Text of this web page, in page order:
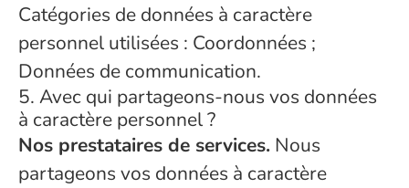
Catégories de données à caractère
personnel utilisées : Coordonnées ;
Données de communication.
5. Avec qui partageons-nous vos données
à caractère personnel ?
Nos prestataires de services. Nous
partageons vos données à caractère